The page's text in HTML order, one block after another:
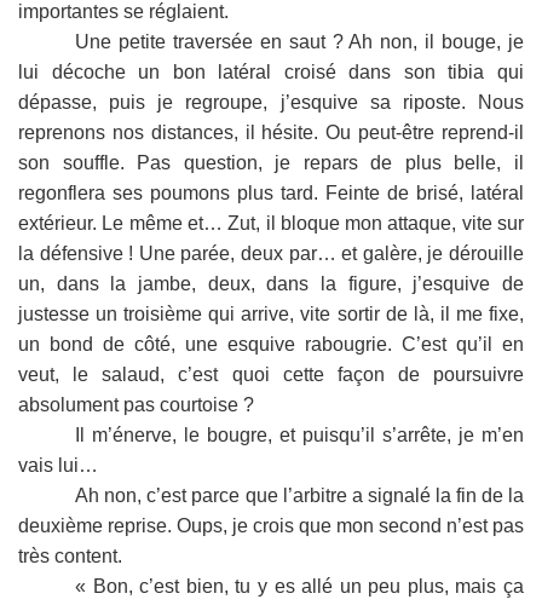
importantes se réglaient.
Une petite traversée en saut ? Ah non, il bouge, je
lui décoche un bon latéral croisé dans son tibia qui
dépasse, puis je regroupe, j’esquive sa riposte. Nous
reprenons nos distances, il hésite. Ou peut-être reprend-il
son souffle. Pas question, je repars de plus belle, il
regonflera ses poumons plus tard. Feinte de brisé, latéral
extérieur. Le même et… Zut, il bloque mon attaque, vite sur
la défensive ! Une parée, deux par… et galère, je dérouille
un, dans la jambe, deux, dans la figure, j’esquive de
justesse un troisième qui arrive, vite sortir de là, il me fixe,
un bond de côté, une esquive rabougrie. C’est qu’il en
veut, le salaud, c’est quoi cette façon de poursuivre
absolument pas courtoise ?
Il m’énerve, le bougre, et puisqu’il s’arrête, je m’en
vais lui…
Ah non, c’est parce que l’arbitre a signalé la fin de la
deuxième reprise. Oups, je crois que mon second n’est pas
très content.
« Bon, c’est bien, tu y es allé un peu plus, mais ça